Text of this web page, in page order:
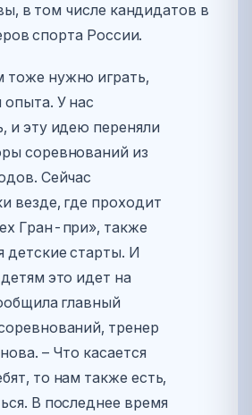
в том числе кандидатов в
спорта России.
нужно играть,
опыта. У нас
и эту идею переняли
соревнований из
Сейчас
везде, где проходит
Гран-при», также
детские старты. И
это идет на
главный
тренер
– Что касается
то нам также есть,
В последнее время